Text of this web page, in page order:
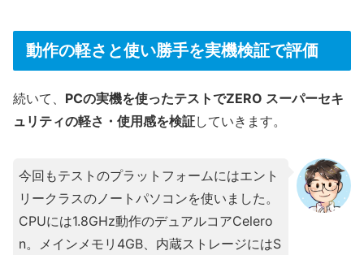
動作の軽さと使い勝手を実機検証で評価
続いて、 PCの実機を使ったテストでZERO スーパーセキ
ュリティの軽さ・使用感を検証していきます。
今回もテストのプラットフォームにはエント
リークラスのノートパソコンを使いました。
CPUには1.8GHz動作のデュアルコアCelero
n。メインメモリ4GB、内蔵ストレージにはS